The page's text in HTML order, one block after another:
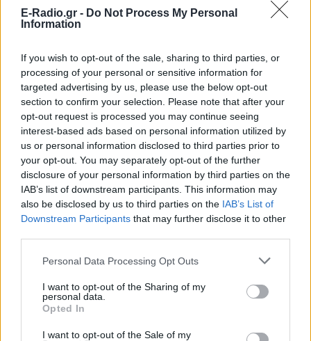
E-Radio.gr - Do Not Process My Personal
Information
If you wish to opt-out of the sale, sharing to third parties, or
processing of your personal or sensitive information for
targeted advertising by us, please use the below opt-out
section to confirm your selection. Please note that after your
opt-out request is processed you may continue seeing
interest-based ads based on personal information utilized by
us or personal information disclosed to third parties prior to
your opt-out. You may separately opt-out of the further
disclosure of your personal information by third parties on the
IAB’s list of downstream participants. This information may
also be disclosed by us to third parties on the IAB’s List of
Downstream Participants that may further disclose it to other
Personal Data Processing Opt Outs
I want to opt-out of the Sharing of my
personal data.
Opted In
I want to opt-out of the Sale of my
ΔΕΙΤΕ ΕΠΙΣΗΣ
ΣΤΗΝ ΙΔΙΑ ΚΑΤΗΓΟΡΙΑ
19χρονο να οδηγείται με τη βία
για επιστράτευση ‑ Τι είναι το
«busification»
ΧΤΕΣ
επιστράτευση στην Ουκρανία